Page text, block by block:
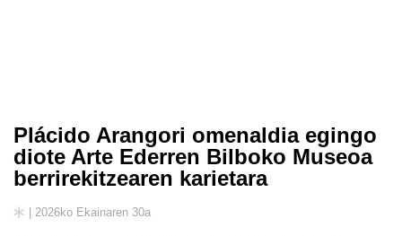
Plácido Arangori omenaldia egingo
diote Arte Ederren Bilboko Museoa
berrirekitzearen karietara
| 2026ko Ekainaren 30a